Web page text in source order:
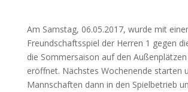
Am Samstag, 06.05.2017, wurde mit
Freundschaftsspiel der Herren 1 gegen
die Sommersaison auf den Außenplätzen
eröffnet. Nächstes Wochenende starten
Mannschaften dann in den Spielbetrieb